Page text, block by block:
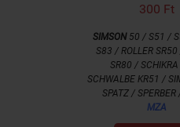
300 Ft
SIMSON50 / S51 /
S83 / ROLLER SR50
SR80 /
SCHWALBE KR51 /
SPATZ / SPERBER
MZA